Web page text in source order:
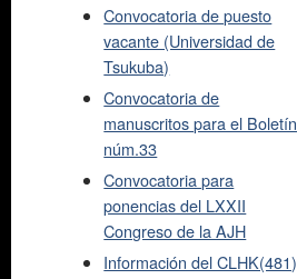
Convocatoria de puesto
vacante (Universidad de
Tsukuba)
Convocatoria de
manuscritos para el Boletín
núm.33
Convocatoria para
ponencias del LXXII
Congreso de la AJH
Información del CLHK(481)